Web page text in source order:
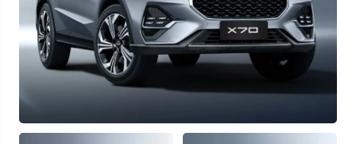
Узнать выгоду
Отправляя данную форму Вы даете согласие на обработку
своих
персональных данных